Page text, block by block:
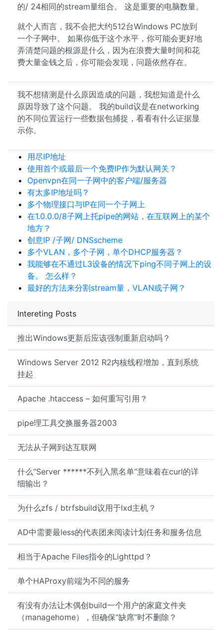
Intereting Posts
推出Windows更新后应该强制重新启动吗？
Windows Server 2012 R2内核线程增加，直到系统
挂起
Apache .htaccess – 如何重写引用？
pipe理工具交换服务器2003
无法从子网到达互联网
什么“Server ******不列入黑名单”意味着在curl的详
细输出？
为什么zfs / btrfsbuild议用于lxd主机？
AD中需要最less的代表团来阅读计划任务和服务信息
相当于Apache Files指令的Lighttpd？
单个HAProxy前端为不同的服务
有没有办法让木偶创build一个用户的家庭文件夹
（managehome），但确保“缺席”时不删除？
的/ 24相同的stream量组合。 这是重要的电脑数量。
就个人而言，我不会把大约512台Windows PC放到
一个子网中。 如果你低于这个水平，你可能会更好地
弄清楚问题的根源是什么，因为在浪费大量时间和花
费大量金钱之后，你可能会发现，问题依然存在。
我不想猜测是什么原因造成的问题，我想知道是什么
原因导致了这个问题。 我的build议是在networking
的不同位置运行一些数据包捕捉，看看有什么证据显
示你。
用尽IP地址
使用首个或最后一个免费IP作为默认网关？
Openvpn在同一子网中的客户端/服务器
有太多IP地址吗？
多个物理接口与IP在同一个子网上
在1.0.0.0/8子网上托pipe的网站，在互联网上的某个
地方？
创意IP /子网/ DNSscheme
多个VLAN，多个子网，单个DHCP服务器？
我能够在不通过L3设备的情况下ping不同子网上的设
备。 怎么样？
最好的方法来分割stream量，VLAN或子网？